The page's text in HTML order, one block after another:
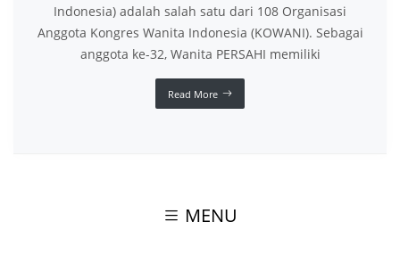
Indonesia) adalah salah satu dari 108 Organisasi
Anggota Kongres Wanita Indonesia (KOWANI). Sebagai
anggota ke-32, Wanita PERSAHI memiliki
Read More
MENU